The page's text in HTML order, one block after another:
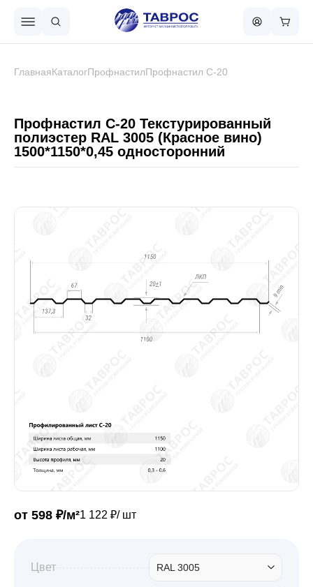
Металлочерепица
Сваи винтовые
Водосточная система
Профили для гипсокартона
ГлавнаяКаталогПрофнастилПрофнастил С-20
Профнастил С-20 Текстурированный
полиэстер RAL 3005 (Красное вино)
1500*1150*0,45 односторонний
от 598 ₽/м²1 122 ₽/ шт
Цвет RAL 3005